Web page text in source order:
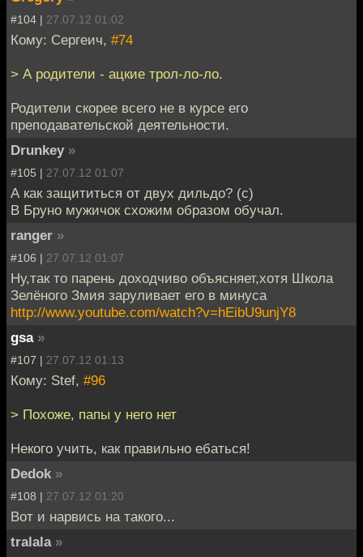
#104 | 27.07.12 01:02
Кому: Сергеич, #74
> А родители - ацкие трол-ло-ло.
Родители скорее всего не в курсе его
преподавательской деятельности.
Drunkey »
#105 | 27.07.12 01:07
А как защититься от двух дильдо? (с)
В Бруно мужичок схожим образом обучал.
ranger »
#106 | 27.07.12 01:07
Ну,так то парень доходчиво объясняет,хотя Школа
Зелёного Змия заруливает его в минуса
http://www.youtube.com/watch?v=hEibU9unjY8
gsa »
#107 | 27.07.12 01:13
Кому: Stef, #96
> Похоже, папы у него нет
Некого учить, как правильно ебаться!
Dedok »
#108 | 27.07.12 01:20
Вот и нарвись на такого...
tralala »